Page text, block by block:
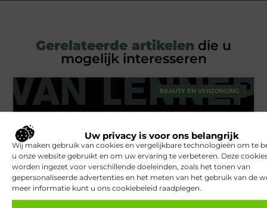
Uw privacy is voor ons belangrijk
Wij maken gebruik van cookies en vergelijkbare technologieën om te
u onze website gebruikt en om uw ervaring te verbeteren. Deze
worden ingezet voor verschillende doeleinden, zoals het tonen van
gepersonaliseerde advertenties en het meten van het gebruik van de
meer informatie kunt u ons cookiebeleid raadplegen.
Gerelateerde artikelen die u
mogelijk interesseren
BEAUTY EN VERZORGING
Van Lennep Kliniek: Expertise en esthetiek in perfecte balans